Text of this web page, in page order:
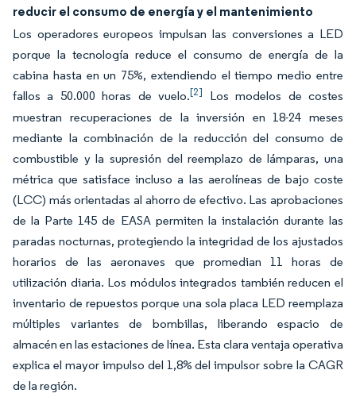
reducir el consumo de energía y el mantenimiento
Los operadores europeos impulsan las conversiones a LED
porque la tecnología reduce el consumo de energía de la
cabina hasta en un 75%, extendiendo el tiempo medio entre
fallos a 50.000 horas de vuelo.[2]
Los modelos de costes
muestran recuperaciones de la inversión en 18-24 meses
mediante la combinación de la reducción del consumo de
combustible y la supresión del reemplazo de lámparas, una
métrica que satisface incluso a las aerolíneas de bajo coste
(LCC) más orientadas al ahorro de efectivo. Las aprobaciones
de la Parte 145 de EASA permiten la instalación durante las
paradas nocturnas, protegiendo la integridad de los ajustados
horarios de las aeronaves que promedian 11 horas de
utilización diaria. Los módulos integrados también reducen el
inventario de repuestos porque una sola placa LED reemplaza
múltiples variantes de bombillas, liberando espacio de
almacén en las estaciones de línea. Esta clara ventaja operativa
explica el mayor impulso del 1,8% del impulsor sobre la CAGR
de la región.